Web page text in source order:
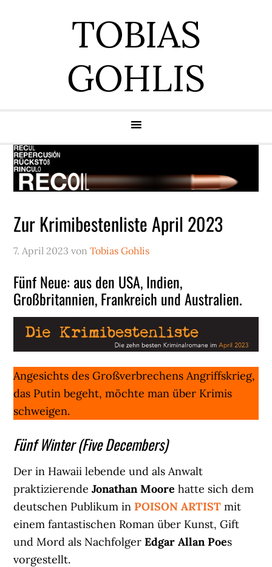
TOBIAS
GOHLIS
Zur Krimibestenliste April 2023
7. April 2023 vonTobias Gohlis
Fünf Neue: aus den USA, Indien,
Großbritannien, Frankreich und Australien.
Angesichts des Großverbrechens Angriffskrieg,
das Putin begeht, möchte man über Krimis
schweigen.
Fünf Winter (Five Decembers)
Der in Hawaii lebende und als Anwalt
praktizierendeJonathan Moore hatte sich dem
deutschen Publikum in POISON ARTIST mit
einem fantastischen Roman über Kunst, Gift
und Mord als NachfolgerEdgar Allan Poes
vorgestellt.